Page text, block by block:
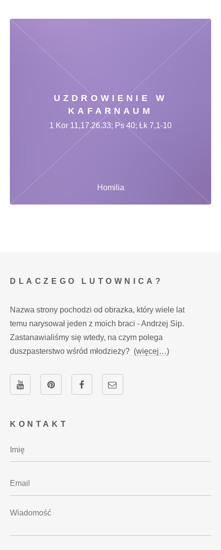
UZDROWIENIE W
KAFARNAUM
Homilia
1 Kor 11,17.26.33; Ps 40; Łk 7,1-10
KONTAKT
DLACZEGO LUTOWNICA?
Nazwa strony pochodzi od obrazka, który wiele lat
temu narysował jeden z moich braci - Andrzej Sip.
Zastanawialiśmy się wtedy, na czym polega
duszpasterstwo wśród młodzieży? (więcej…)